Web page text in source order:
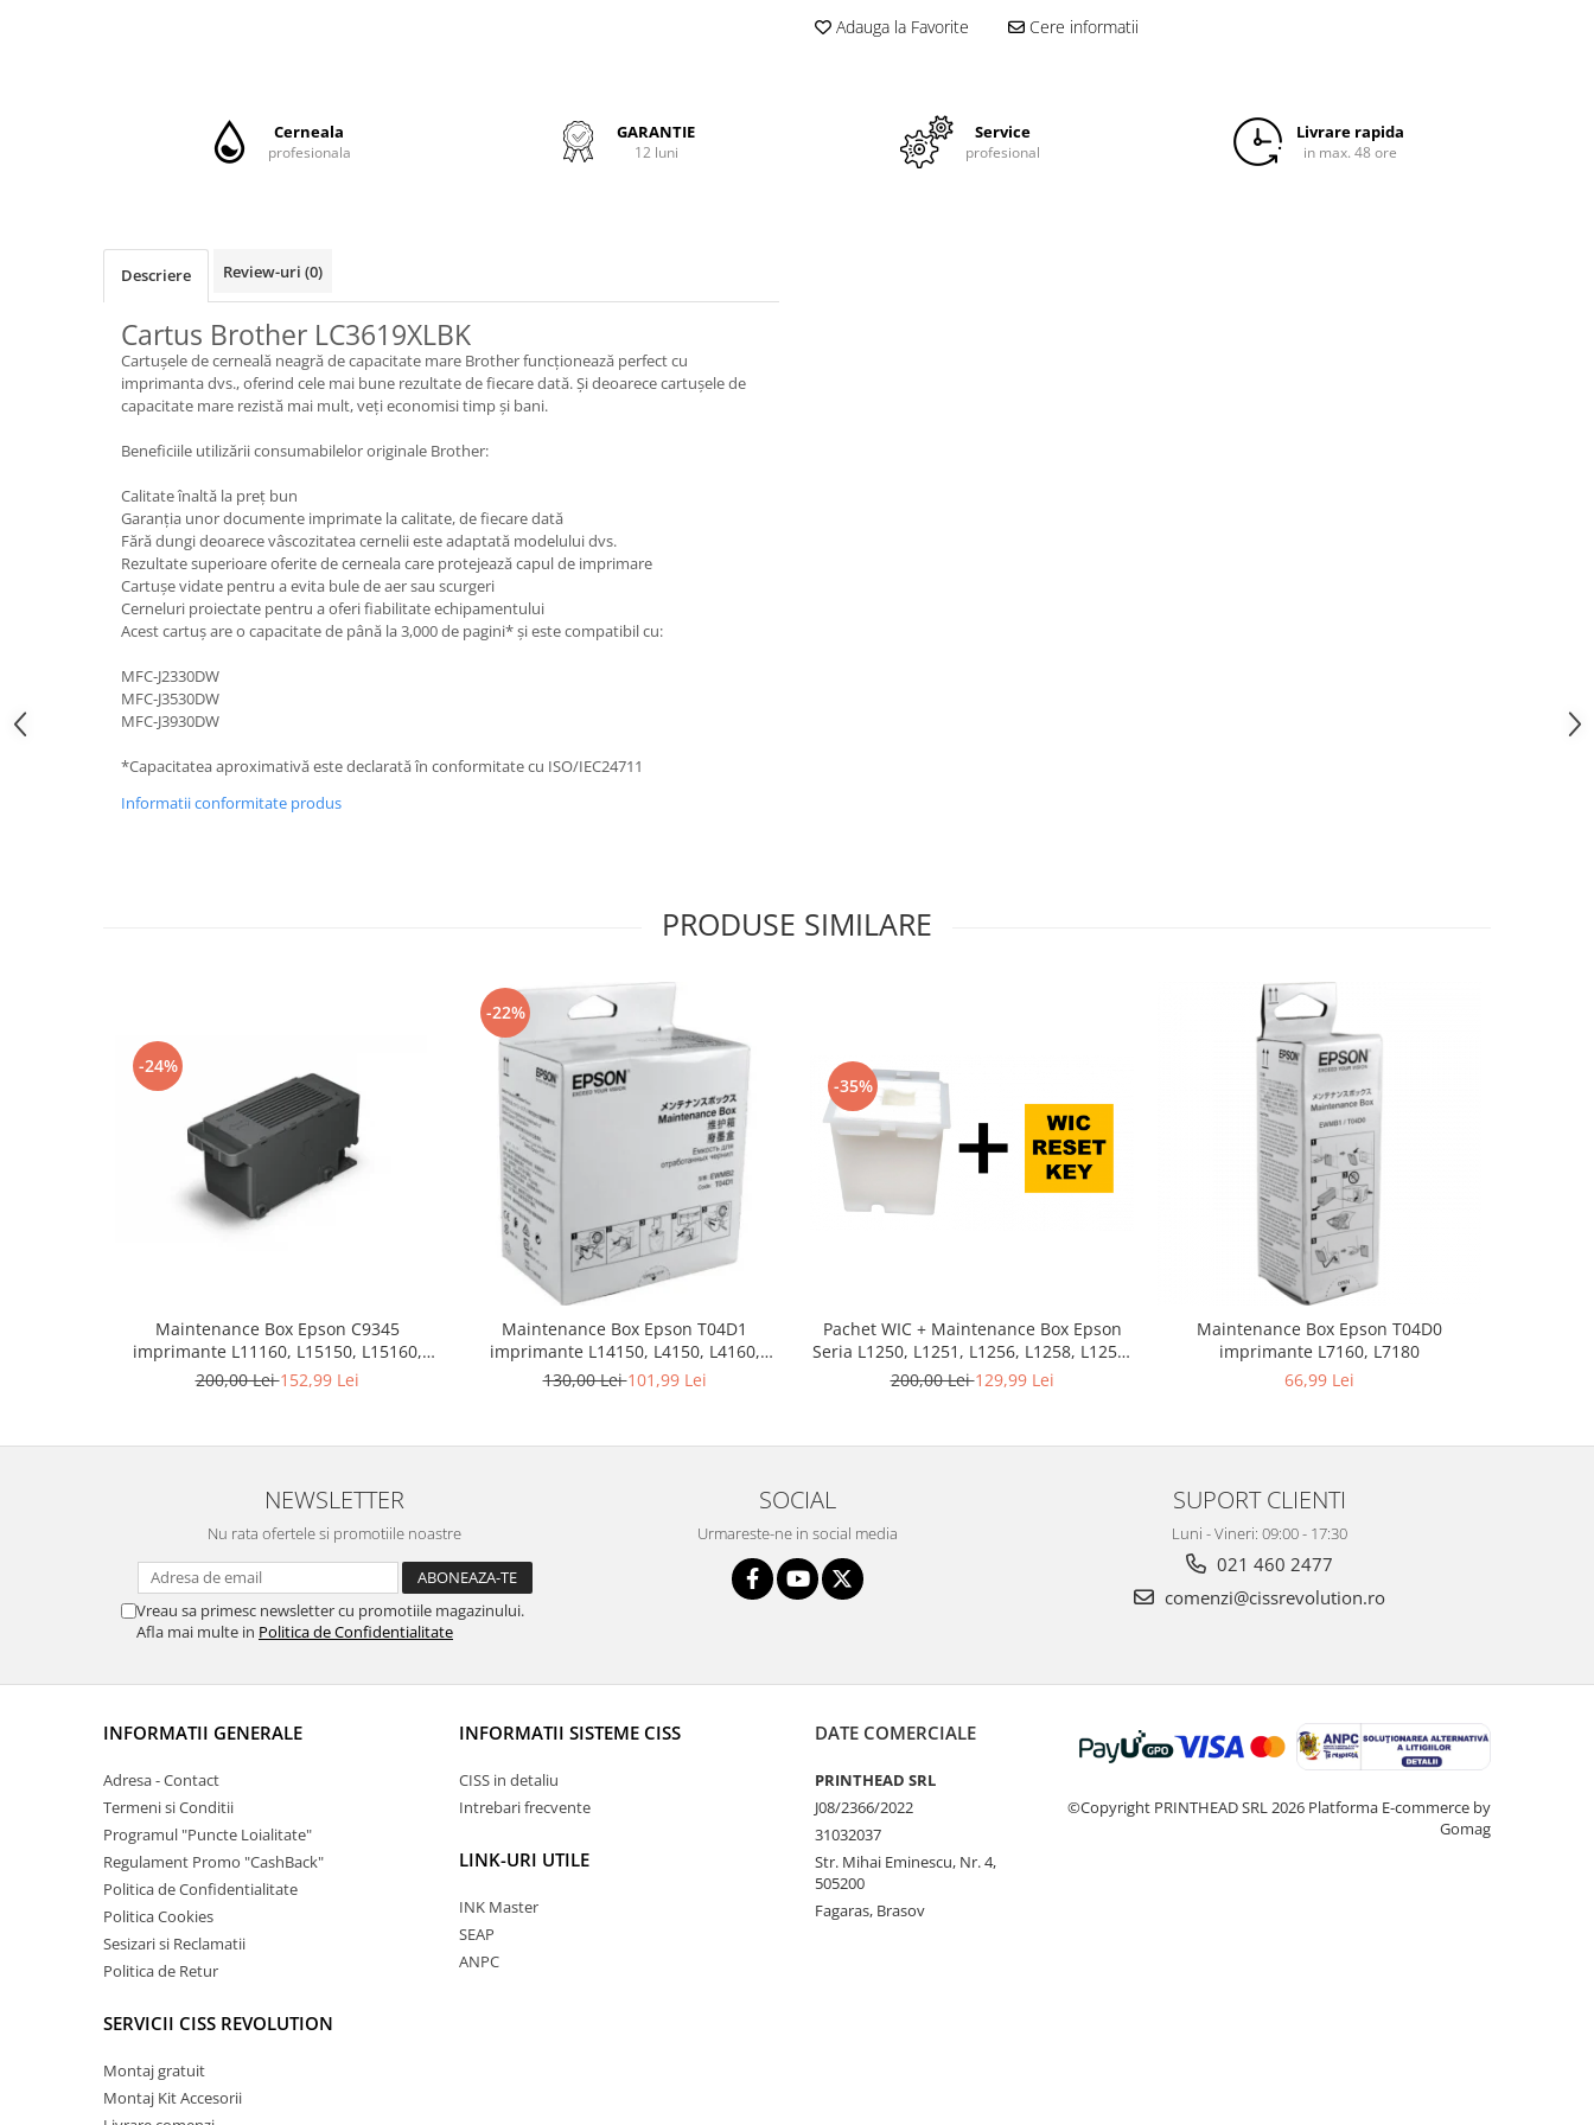
CONSUMABILE
PRESE TERMICE
CONSUMABILE
Cartuse originale
Adauga la Favorite Cere informatii
Cerneala
profesionala
GARANTIE
12 luni
Service
profesional
Livrare rapida
in max. 48 ore
Descriere Review-uri (0)
Cartus Brother LC3619XLBK
Cartușele de cerneală neagră de capacitate mare Brother funcționează perfect cu
imprimanta dvs., oferind cele mai bune rezultate de fiecare dată. Și deoarece cartușele de
capacitate mare rezistă mai mult, veți economisi timp și bani.
Beneficiile utilizării consumabilelor originale Brother:
Calitate înaltă la preț bun
Garanția unor documente imprimate la calitate, de fiecare dată
Fără dungi deoarece vâscozitatea cernelii este adaptată modelului dvs.
Rezultate superioare oferite de cerneala care protejează capul de imprimare
Cartușe vidate pentru a evita bule de aer sau scurgeri
Cerneluri proiectate pentru a oferi fiabilitate echipamentului
Acest cartuș are o capacitate de până la 3,000 de pagini* și este compatibil cu:
MFC-J2330DW
MFC-J3530DW
MFC-J3930DW
*Capacitatea aproximativă este declarată în conformitate cu ISO/IEC24711
Informatii conformitate produs
PRODUSE SIMILARE
-24%
Maintenance Box Epson C9345
imprimante L11160, L15150, L15160,
L6550 , L6570, L6580, L8050 , L8160,
200,00 Lei152,99 Lei
-22%
Maintenance Box Epson T04D1
imprimante L14150, L4150, L4160,
L4260, L6160, L6170, L6190, L6260,
M3180, M1140, M2140, M3140, XP-510
130,00 Lei101,99 Lei
-35%
Pachet WIC + Maintenance Box Epson
Seria L1250, L1251, L1256, L1258, L1259,
L3110, L3111, L3150, L3151, L3152,
L3266, L3267, L326
200,00 Lei129,99 Lei
Maintenance Box Epson T04D0
imprimante L7160, L7180
66,99 Lei
NEWSLETTER
Nu rata ofertele si promotiile noastre
Vreau sa primesc newsletter cu promotiile magazinului.
Afla mai multe in Politica de Confidentialitate
SOCIAL
Urmareste-ne in social media
SUPORT CLIENTI
Luni - Vineri: 09:00 - 17:30
021 460 2477
comenzi@cissrevolution.ro
INFORMATII GENERALE
Adresa - Contact
Termeni si Conditii
Programul "Puncte Loialitate"
Regulament Promo "CashBack"
Politica de Confidentialitate
Politica Cookies
Sesizari si Reclamatii
Politica de Retur
SERVICII CISS REVOLUTION
Montaj gratuit
Montaj Kit Accesorii
INFORMATII SISTEME CISS
CISS in detaliu
Intrebari frecvente
LINK-URI UTILE
INK Master
SEAP
ANPC
DATE COMERCIALE
PRINTHEAD SRL
J08/2366/2022
31032037
Str. Mihai Eminescu, Nr. 4,
505200
Fagaras, Brasov
©Copyright PRINTHEAD SRL 2026 Platforma E-commerce by
Gomag